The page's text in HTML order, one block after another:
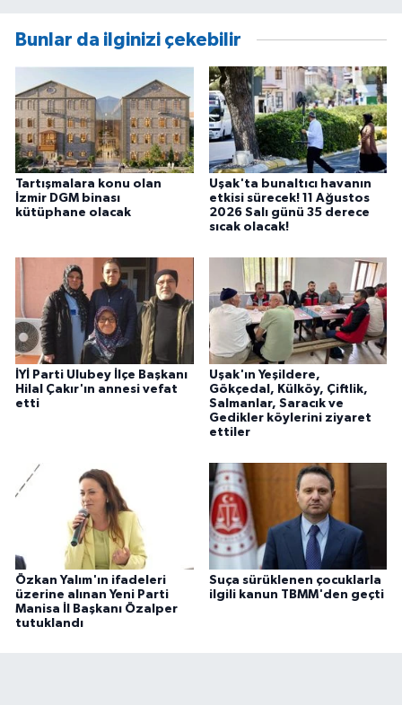
Bunlar da ilginizi çekebilir
Tartışmalara konu olan
İzmir DGM binası
kütüphane olacak
Uşak'ta bunaltıcı havanın
etkisi sürecek! 11 Ağustos
2026 Salı günü 35 derece
sıcak olacak!
İYİ Parti Ulubey İlçe Başkanı
Hilal Çakır'ın annesi vefat
etti
Uşak'ın Yeşildere,
Gökçedal, Külköy, Çiftlik,
Salmanlar, Saracık ve
Gedikler köylerini ziyaret
ettiler
Özkan Yalım'ın ifadeleri
üzerine alınan Yeni Parti
Manisa İl Başkanı Özalper
tutuklandı
Suça sürüklenen çocuklarla
ilgili kanun TBMM'den geçti